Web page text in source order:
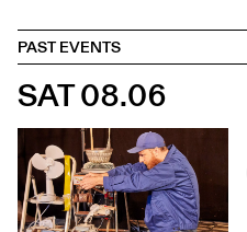
PAST EVENTS
SAT 08.06